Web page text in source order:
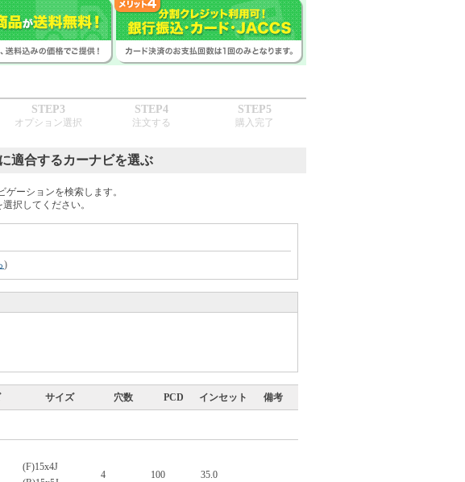
STEP3
オプション選択
STEP4
注文する
STEP5
購入完了
適合するカーナビを選ぶ
ーションを検索します。
択してください。
)
サイズ 穴数 PCD インセット 備考
(F)15x4J
4 100 35.0